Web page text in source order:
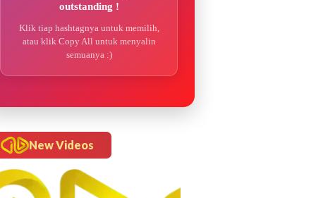
outstanding !
Klik tiap hashtagnya untuk memilih,
atau klik Copy All untuk menyalin
semuanya :)
New Videos